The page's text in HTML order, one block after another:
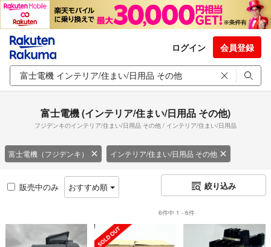
ログイン 会員登録
富士電機 (インテリア/住まい/日用品 その他)
フジデンキのインテリア/住まい/日用品 その他 / インテリア/住まい/日用品
富士電機（フジデンキ） インテリア/住まい/日用品 その他
販売中のみ おすすめ順 絞り込み
6件中 1 - 6件